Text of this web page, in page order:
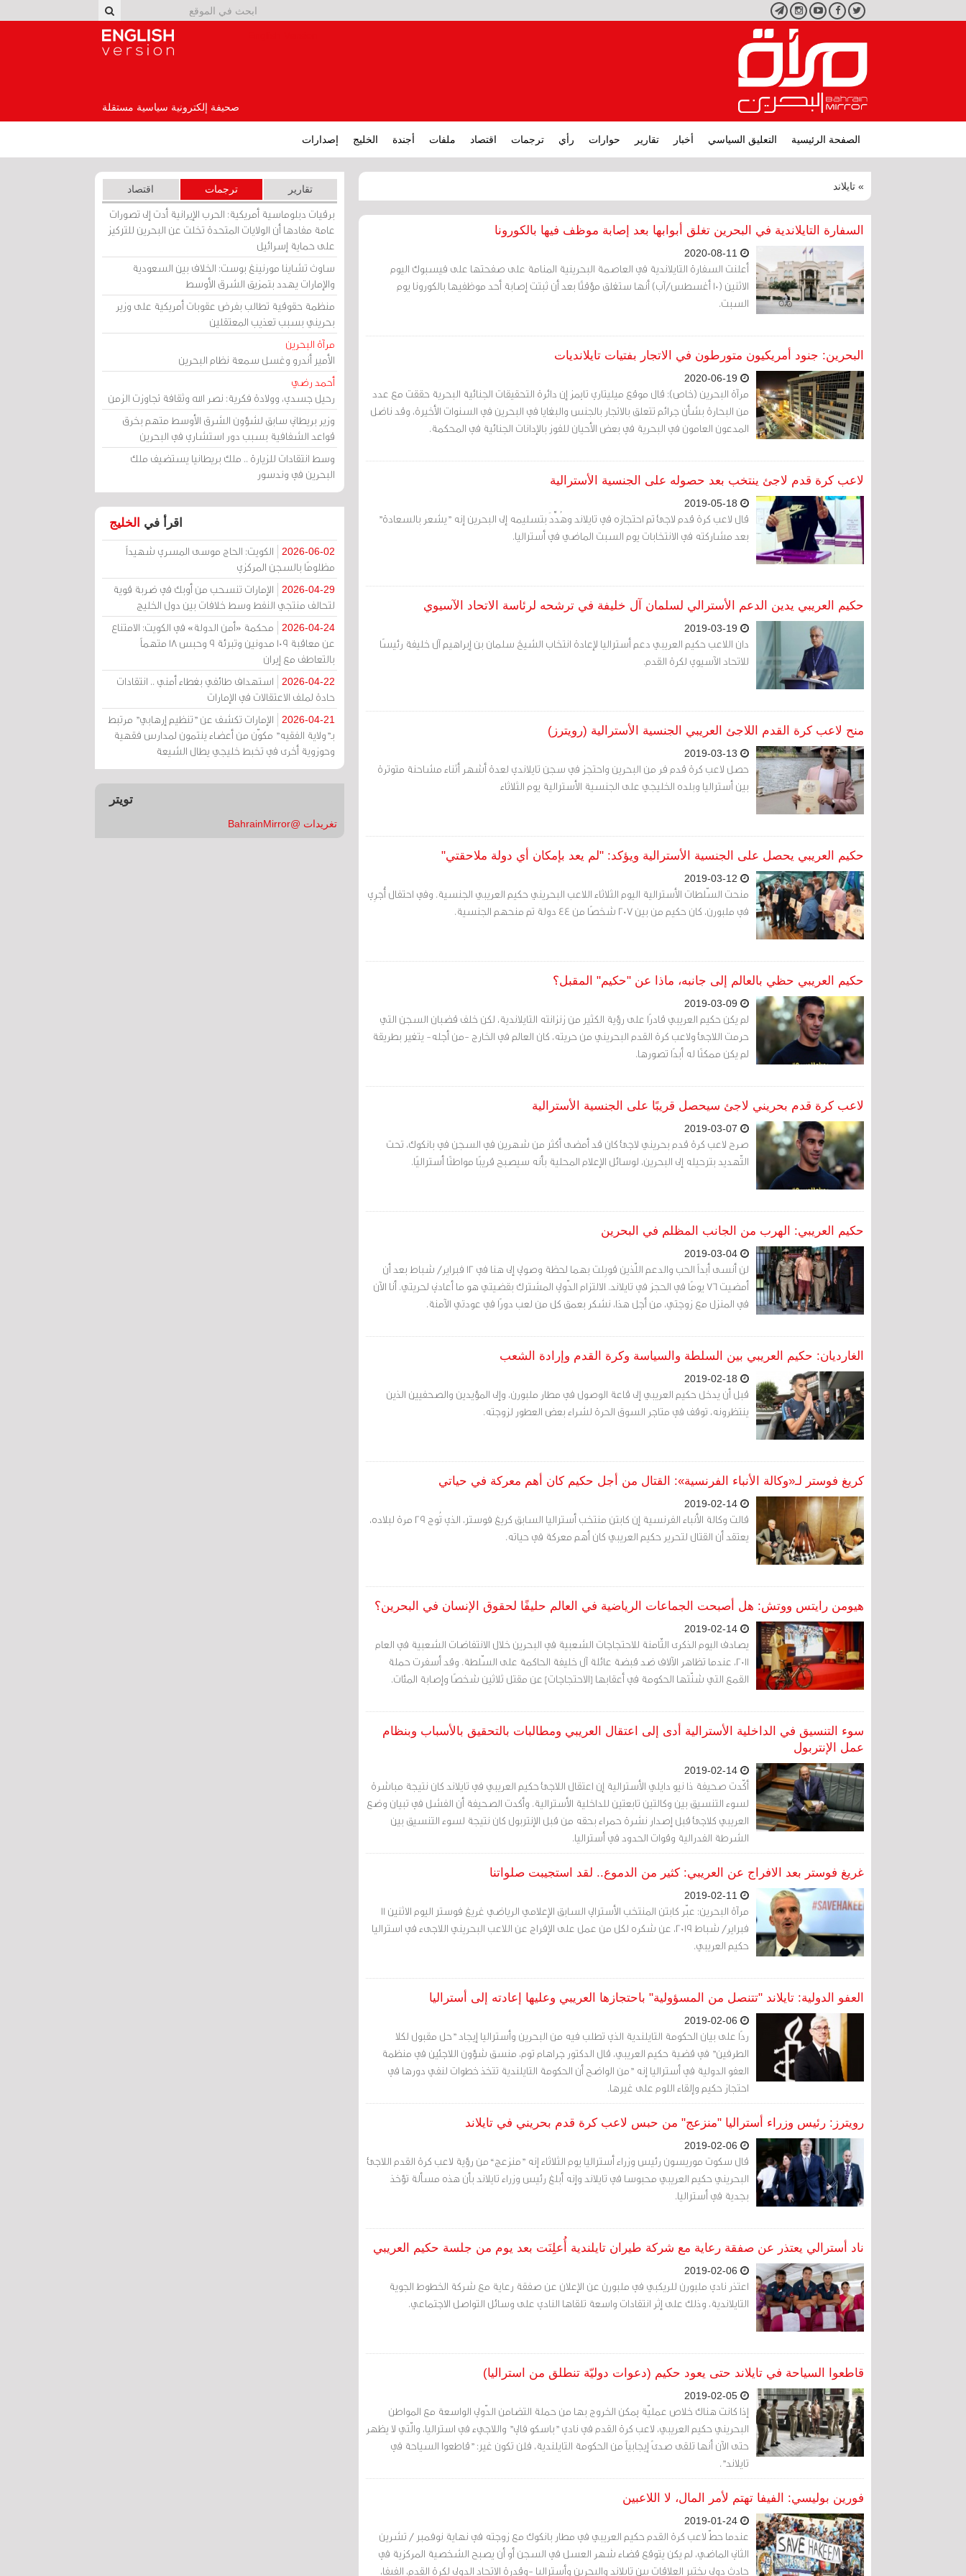
تويتر فيسبوكيوتيوبانستجرامتليجرام
صحيفة إلكترونية سياسية مستقلة
الصفحة الرئيسية التعليق السياسي أخبار تقارير حوارات رأي ترجمات اقتصاد ملفات أجندة الخليج إصدارات
» تايلاند
السفارة التايلاندية في البحرين تغلق أبوابها بعد إصابة موظف فيها بالكورونا
أعلنت السفارة التايلاندية في العاصمة البحرينية المنامة على صفحتها على فيسبوك اليوم
الاثنين (10 أغسطس/آب) أنها ستغلق مؤقتًا بعد أن ثبتت إصابة أحد موظفيها بالكورونا يوم
السبت.
البحرين: جنود أمريكيون متورطون في الاتجار بفتيات تايلانديات
مرآة البحرين (خاص): قال موقع ميليتاري تايمز إن دائرة التحقيقات الجنائية البحرية حققت مع عدد
من البحارة بشأن جرائم تتعلق بالاتجار بالجنس والبغايا في البحرين في السنوات الأخيرة، وقد ناضل
المدعون العامون في البحرية في بعض الأحيان للفوز بالإدانات الجنائية في المحكمة.
لاعب كرة قدم لاجئ ينتخب بعد حصوله على الجنسية الأسترالية
قال لاعب كرة قدم لاجئ تم احتجازه في تايلاند وهُدِّدَ بتسليمه إلى البحرين إنه "يشعر بالسعادة"
بعد مشاركته في الانتخابات يوم السبت الماضي في أستراليا.
حكيم العريبي يدين الدعم الأسترالي لسلمان آل خليفة في ترشحه لرئاسة الاتحاد الآسيوي
دان اللاعب حكيم العريبي دعم أستراليا لإعادة انتخاب الشيخ سلمان بن إبراهيم آل خليفة رئيسًا
للاتحاد الآسيوي لكرة القدم.
منح لاعب كرة القدم اللاجئ العريبي الجنسية الأسترالية (رويترز)
حصل لاعب كرة قدم فر من البحرين واحتجز في سجن تايلاندي لعدة أشهر أثناء مشاحنة متوترة
بين أستراليا وبلده الخليجي على الجنسية الأسترالية يوم الثلاثاء
حكيم العريبي يحصل على الجنسية الأسترالية ويؤكد: "لم يعد بإمكان أي دولة ملاحقتي"
منحت السّلطات الأسترالية اليوم الثلاثاء اللاعب البحريني حكيم العريبي الجنسية. وفي احتفال أُجرِي
في ملبورن، كان حكيم من بين 207 شخصًا من 44 دولة تم منحهم الجنسية.
حكيم العريبي حظي بالعالم إلى جانبه، ماذا عن "حكيم" المقبل؟
لم يكن حكيم العريبي قادرًا على رؤية الكثير من زنزانته التايلاندية، لكن خلف قضبان السجن التي
حرمت اللاجئ ولاعب كرة القدم البحريني من حريته، كان العالم في الخارج -من أجله- يتغير بطريقة
لم يكن ممكنًا له أبدًا تصورها.
لاعب كرة قدم بحريني لاجئ سيحصل قريبًا على الجنسية الأسترالية
صرح لاعب كرة قدم بحريني لاجئ كان قد أمضى أكثر من شهرين في السجن في بانكوك، تحت
التّهديد بترحيله إلى البحرين، لوسائل الإعلام المحلية بأنه سيصبح قريبًا مواطنًا أستراليًا.
حكيم العريبي: الهرب من الجانب المظلم في البحرين
لن أنسى أبداً الحب والدعم اللّذين قوبِلت بهما لحظة وصولي إلى هنا في 12 فبراير/ شباط بعد أن
أمضيت 76 يومًا في الحجز في تايلاند. الالتزام الدّولي المشترك بقضيتي هو ما أعادني لحريتي. أنا الآن
في المنزل مع زوجتي، من أجل هذا، نشكر بعمق كل من لعب دورًا في عودتي الآمنة.
الغارديان: حكيم العريبي بين السلطة والسياسة وكرة القدم وإرادة الشعب
قبل أن يدخل حكيم العريبي إلى قاعة الوصول في مطار ملبورن، وإلى المؤيدين والصحفيين الذين
ينتظرونه، توقف في متاجر السوق الحرة لشراء بعض العطور لزوجته.
كريغ فوستر لـ«وكالة الأنباء الفرنسية»: القتال من أجل حكيم كان أهم معركة في حياتي
قالت وكالة الأنباء الفرنسية إن كابتن منتخب أستراليا السابق كريغ فوستر، الذي تُوج 29 مرة لبلاده،
يعتقد أن القتال لتحرير حكيم العريبي كان أهم معركة في حياته.
هيومن رايتس ووتش: هل أصبحت الجماعات الرياضية في العالم حليفًا لحقوق الإنسان في البحرين؟
يصادف اليوم الذكرى الثّامنة للاحتجاجات الشعبية في البحرين خلال الانتفاضات الشعبية في العام
2011، عندما تظاهر الآلاف ضد قبضة عائلة آل خليفة الحاكمة على السّلطة. وقد أسفرت حملة
القمع التي شنّتها الحكومة في أعقابها [الاحتجاجات] عن مقتل ثلاثين شخصًا وإصابة المئات.
سوء التنسيق في الداخلية الأسترالية أدى إلى اعتقال العريبي ومطالبات بالتحقيق بالأسباب وبنظام
عمل الإنتربول
أكّدت صحيفة ذا نيو دايلي الأسترالية إن اعتقال اللاجئ حكيم العريبي في تايلاند كان نتيجة مباشرة
لسوء التنسيق بين وكالتين تابعتين للداخلية الأسترالية. وأكدت الصحيفة أن الفشل في تبيان وضع
العريبي كلاجئ قبل إصدار نشرة حمراء بحقه من قبل الإنتربول كان نتيجة لسوء التنسيق بين
الشرطة الفدرالية وقوات الحدود في أستراليا.
غريغ فوستر بعد الافراج عن العريبي: كثير من الدموع.. لقد استجيبت صلواتنا
مرآة البحرين: عبّر كابتن المنتخب الأسترالي السابق الإعلامي الرياضي غريغ فوستر اليوم الاثنين 11
فبراير/ شباط 2019، عن شكره لكل من عمل على الإفراج عن اللاعب البحريني اللاجىء في استراليا
حكيم العريبي.
العفو الدولية: تايلاند "تتنصل من المسؤولية" باحتجازها العريبي وعليها إعادته إلى أستراليا
ردًا على بيان الحكومة التايلندية الذي تطلب فيه من البحرين وأستراليا إيجاد "حل مقبول لكلا
الطرفين" في قضية حكيم العريبي، قال الدكتور جراهام توم، منسق شؤون اللاجئين في منظمة
العفو الدولية في أستراليا إنه "من الواضح أن الحكومة التايلندية تتخذ خطوات لنفي دورها في
احتجاز حكيم وإلقاء اللوم على غيرها.
رويترز: رئيس وزراء أستراليا "منزعج" من حبس لاعب كرة قدم بحريني في تايلاند
قال سكوت موريسون رئيس وزراء أستراليا يوم الثلاثاء إنه ”منزعج“ من رؤية لاعب كرة القدم اللاجئ
البحريني حكيم العريبي محبوسا في تايلاند وإنه أبلغ رئيس وزراء تايلاند بأن هذه مسألة تؤخذ
بجدية في أستراليا.
ناد أسترالي يعتذر عن صفقة رعاية مع شركة طيران تايلندية أُعلِنَت بعد يوم من جلسة حكيم العريبي
اعتذر نادي ملبورن للريكبي في ملبورن عن الإعلان عن صفقة رعاية مع شركة الخطوط الجوية
التايلاندية، وذلك على إثر انتقادات واسعة تلقاها النادي على وسائل التواصل الاجتماعي.
قاطعوا السياحة في تايلاند حتى يعود حكيم (دعوات دوليّة تنطلق من استراليا)
إذا كانت هناك خلاص عمليّة يمكن الخروج بها من حملة التضامن الدّولي الواسعة مع المواطن
البحريني حكيم العريبي، لاعب كرة القدم في نادي "باسكو فالي" واللاجيء في استراليا، والّتي لا يظهر
حتى الآن أنها تلقى صدىً إيجابياً من الحكومة التايلندية، فلن تكون غير: "قاطعوا السياحة في
تايلاند".
فورين بوليسي: الفيفا تهتم لأمر المال، لا اللاعبين
عندما حطّ لاعب كرة القدم حكيم العريبي في مطار بانكوك مع زوجته في نهاية نوفمبر / تشرين
الثاني الماضي، لم يكن يتوقع قضاء شهر العسل في السجن أو أن يصبح الشخصية المركزية في
حادث دولي يختبر العلاقات بين تايلاند والبحرين وأستراليا -وقدرة الاتحاد الدولي لكرة القدم، الفيفا،
تقارير ترجمات اقتصاد
برقيات دبلوماسية أمريكية: الحرب الإيرانية أدت إلى تصورات
عامة مفادها أن الولايات المتحدة تخلت عن البحرين للتركيز
على حماية إسرائيل
ساوث تشاينا مورنينغ بوست: الخلاف بين السعودية
والإمارات يهدد بتمزيق الشرق الأوسط
منظمة حقوقية تطالب بفرض عقوبات أمريكية على وزير
بحريني بسبب تعذيب المعتقلين
مرآة البحرين
الأمير أندرو وغسل سمعة نظام البحرين
أحمد رضي
رحيل جسدي، وولادة فكرية: نصر الله وثقافة تجاوزت الزمن
وزير بريطاني سابق لشؤون الشرق الأوسط متهم بخرق
قواعد الشفافية بسبب دور استشاري في البحرين
وسط انتقادات للزيارة .. ملك بريطانيا يستضيف ملك
البحرين في وندسور
اقرأ في الخليج
2026-06-02
الكويت: الحاج موسى المسري شهيداً
مظلومًا بالسجن المركزي
2026-04-29
الإمارات تنسحب من أوبك في ضربة قوية
لتحالف منتجي النفط وسط خلافات بين دول الخليج
2026-04-24
محكمة «أمن الدولة» في الكويت: الامتناع
عن معاقبة 109 مدونين وتبرئة 9 وحبس 18 متهماً
بالتعاطف مع إيران
2026-04-22
استهداف طائفي بغطاء أمني .. انتقادات
حادة لملف الاعتقالات في الإمارات
2026-04-21
الإمارات تكشف عن "تنظيم إرهابي" مرتبط
بـ"ولاية الفقيه" مكوّن من أعضاء ينتمون لمدارس فقهية
وحوزوية أخرى في تخبط خليجي يطال الشيعة
تويتر
تغريدات @BahrainMirror